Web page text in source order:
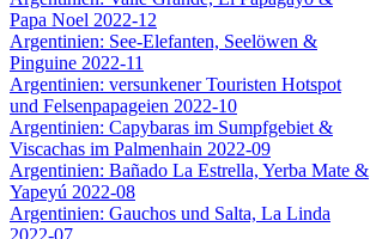
Papa Noel 2022-12
Argentinien: See-Elefanten, Seelöwen &
Pinguine 2022-11
Argentinien: versunkener Touristen Hotspot
und Felsenpapageien 2022-10
Argentinien: Capybaras im Sumpfgebiet &
Viscachas im Palmenhain 2022-09
Argentinien: Bañado La Estrella, Yerba Mate &
Yapeyú 2022-08
Argentinien: Gauchos und Salta, La Linda
2022-07